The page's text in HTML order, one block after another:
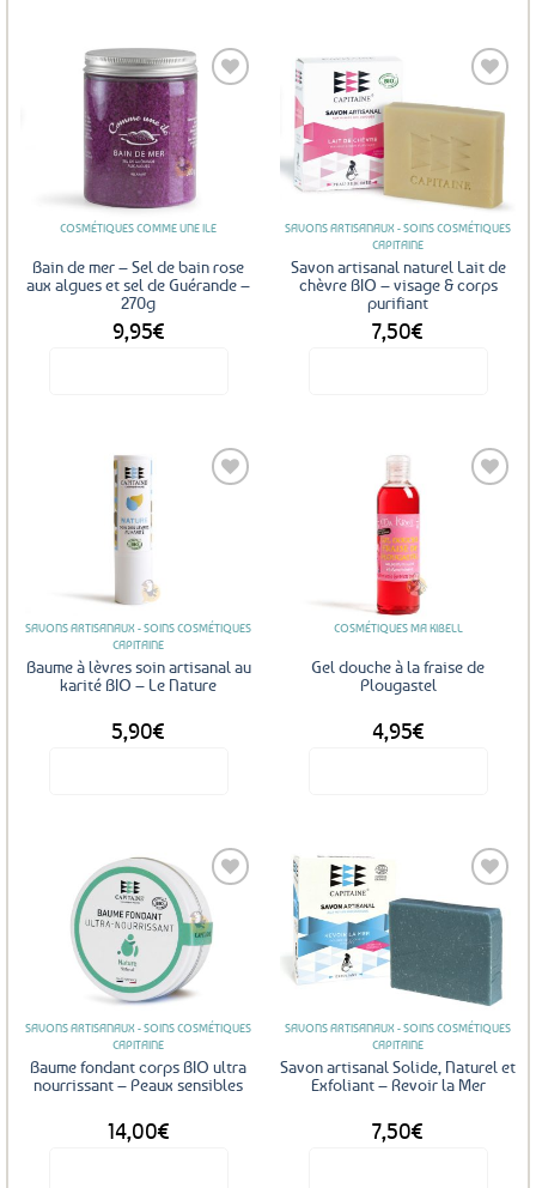
COSMÉTIQUES COMME UNE ILE
Bain de mer – Sel de bain rose
aux algues et sel de Guérande –
270g
9,95€
Ajouter
favoris
SAVONS ARTISANAUX - SOINS COSMÉTIQUES
CAPITAINE
Savon artisanal naturel Lait de
chèvre BIO – visage & corps
purifiant
7,50€
SAVONS ARTISANAUX - SOINS COSMÉTIQUES
CAPITAINE
Baume à lèvres soin artisanal au
karité BIO – Le Nature
5,90€
COSMÉTIQUES MA KIBELL
Gel douche à la fraise de
Plougastel
4,95€
Ajouter
SAVONS ARTISANAUX - SOINS COSMÉTIQUES
CAPITAINE
Baume fondant corps BIO ultra
nourrissant – Peaux sensibles
14,00€
Ajouter
aux
favoris
SAVONS ARTISANAUX - SOINS COSMÉTIQUES
CAPITAINE
Savon artisanal Solide, Naturel et
Exfoliant – Revoir la Mer
7,50€